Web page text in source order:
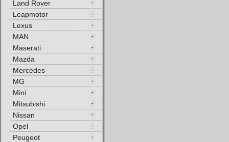
Land Rover
Leapmotor
Lexus
MAN
Maserati
Mazda
Mercedes
MG
Mini
Mitsubishi
Nissan
Opel
Peugeot